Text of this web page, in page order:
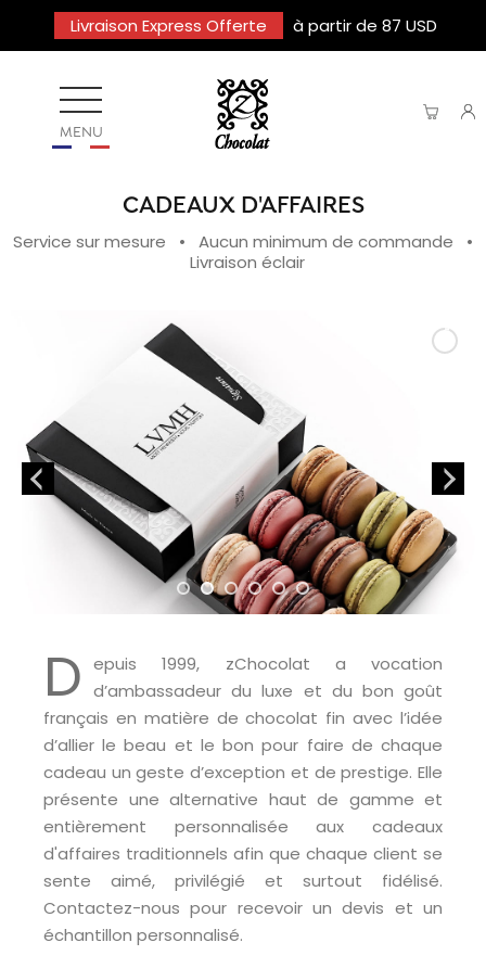
Livraison Express Offerte à partir de 87 USD
MENU
CADEAUX D'AFFAIRES
Service sur mesure • Aucun minimum de commande •
Livraison éclair
D epuis 1999, zChocolat a vocation
d’ambassadeur du luxe et du bon goût
français en matière de chocolat fin avec l’idée
d’allier le beau et le bon pour faire de chaque
cadeau un geste d’exception et de prestige. Elle
présente une alternative haut de gamme et
entièrement personnalisée aux cadeaux
d'affaires traditionnels afin que chaque client se
sente aimé, privilégié et surtout fidélisé.
Contactez-nous pour recevoir un devis et un
échantillon personnalisé.